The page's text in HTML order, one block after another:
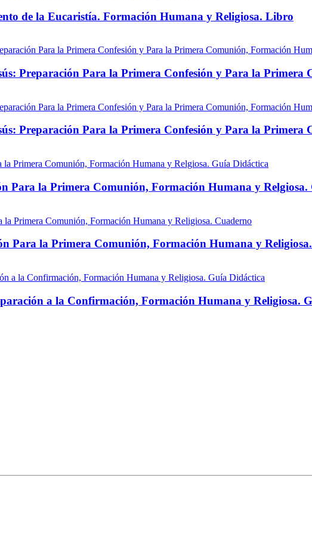
de la Eucaristía. Formación Humana y Religiosa. Libro
Preparación Para la Primera Confesión y Para la
Preparación Para la Primera Confesión y Para la
Para la Primera Comunión, Formación Humana y Relgiosa.
Para la Primera Comunión, Formación Humana y
a la Confirmación, Formación Humana y Religiosa.